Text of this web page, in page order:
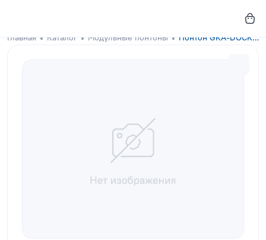
Главная Каталог Модульные понтоны Понтон GKA-DOCKS 150x50 Snow White